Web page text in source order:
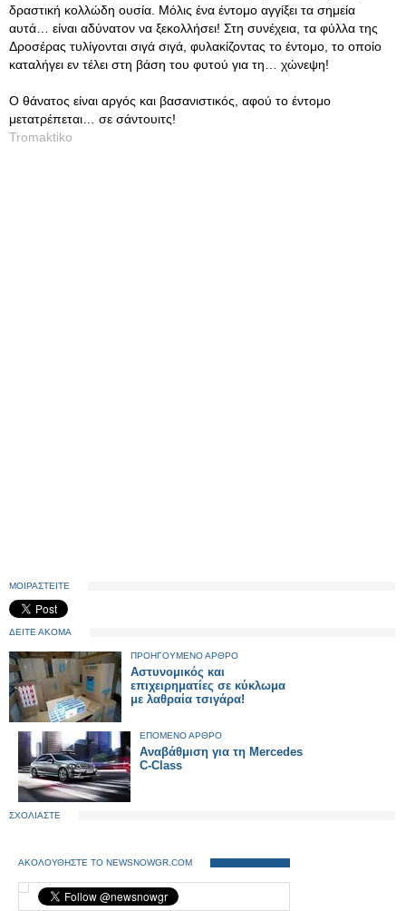
δραστική κολλώδη ουσία. Μόλις ένα έντομο αγγίξει τα σημεία
αυτά… είναι αδύνατον να ξεκολλήσει! Στη συνέχεια, τα φύλλα της
Δροσέρας τυλίγονται σιγά σιγά, φυλακίζοντας το έντομο, το οποίο
καταλήγει εν τέλει στη βάση του φυτού για τη… χώνεψη!
Ο θάνατος είναι αργός και βασανιστικός, αφού το έντομο
μετατρέπεται… σε σάντουιτς!
Tromaktiko
ΜΟΙΡΑΣΤΕΙΤΕ
ΔΕΙΤΕ ΑΚΟΜΑ
ΠΡΟΗΓΟΥΜΕΝΟ ΑΡΘΡΟ
Αστυνομικός και
επιχειρηματίες σε κύκλωμα
με λαθραία τσιγάρα!
ΕΠΟΜΕΝΟ ΑΡΘΡΟ
Αναβάθμιση για τη Mercedes
C-Class
ΣΧΟΛΙΑΣΤΕ
ΑΚΟΛΟΥΘΗΣΤΕ ΤΟ NEWSNOWGR.COM